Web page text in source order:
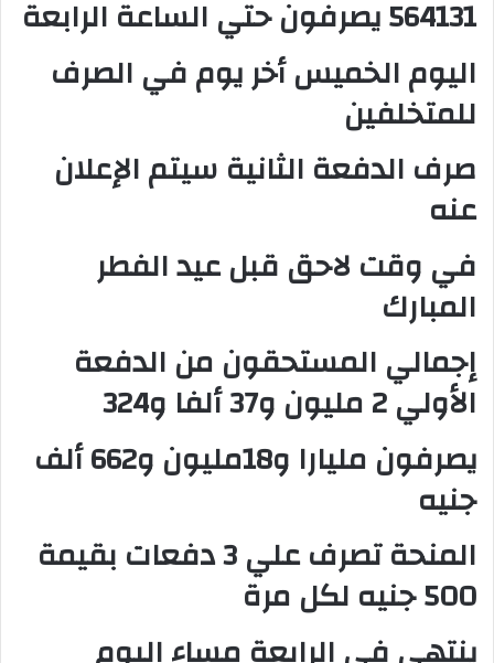
564131 يصرفون حتي الساعة الرابعة
اليوم الخميس أخر يوم في الصرف
للمتخلفين
صرف الدفعة الثانية سيتم الإعلان
عنه
في وقت لاحق قبل عيد الفطر
المبارك
إجمالي المستحقون من الدفعة
الأولي 2 مليون و37 ألفا و324
يصرفون مليارا و18مليون و662 ألف
جنيه
المنحة تصرف علي 3 دفعات بقيمة
500 جنيه لكل مرة